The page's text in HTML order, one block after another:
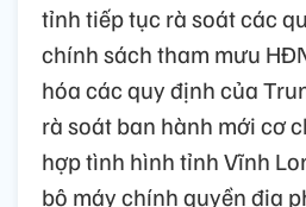
tỉnh tiếp tục rà soát các
chính sách tham mưu
hóa các quy định của
rà soát ban hành mới cơ
hợp tình hình tỉnh Vĩnh
bộ máy chính quyền địa